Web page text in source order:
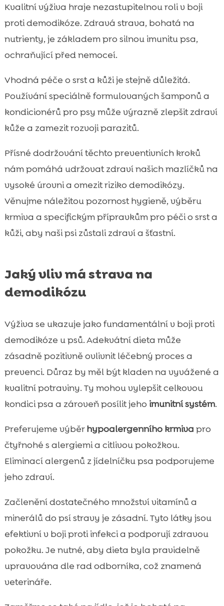
Kvalitní výživa hraje nezastupitelnou roli v boji
proti demodikóze. Zdravá strava, bohatá na
nutrienty, je základem pro silnou imunitu psa,
ochraňující před nemoceí.
Vhodná péče o srst a kůži je stejně důležitá.
Používání speciálně formulovaných šamponů a
kondicionérů pro psy může výrazně zlepšit zdraví
kůže a zamezit rozvoji parazitů.
Přísné dodržování těchto preventivních kroků
nám pomáhá udržovat zdraví našich mazlíčků na
vysoké úrovni a omezit riziko demodikózy.
Věnujme náležitou pozornost hygieně, výběru
krmiva a specifickým přípravkům pro péči o srst a
kůži, aby naši psi zůstali zdraví a šťastní.
Jaký vliv má strava na
demodikózu
Výživa se ukazuje jako fundamentální v boji proti
demodikóze u psů. Adekvátní dieta může
zásadně pozitivně ovlivnit léčebný proces a
prevenci. Důraz by měl být kladen na vyvážené a
kvalitní potraviny. Ty mohou vylepšit celkovou
kondici psa a zároveň posílit jeho imunitní systém.
Preferujeme výběrhypoalergenního krmiva pro
čtyřnohé s alergiemi a citlivou pokožkou.
Eliminací alergenů z jídelníčku psa podporujeme
jeho zdraví.
Začlenění dostatečného množství vitamínů a
minerálů do psí stravy je zásadní. Tyto látky jsou
efektivní v boji proti infekci a podporují zdravou
pokožku. Je nutné, aby dieta byla pravidelně
upravována dle rad odborníka, což znamená
veterináře.